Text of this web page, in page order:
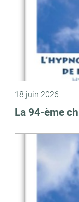
18 juin 2026
La 94-ème